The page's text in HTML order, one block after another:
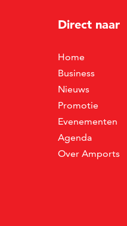
Direct naar
Home
Business
Nieuws
Promotie
Evenementen
Agenda
Over Amports